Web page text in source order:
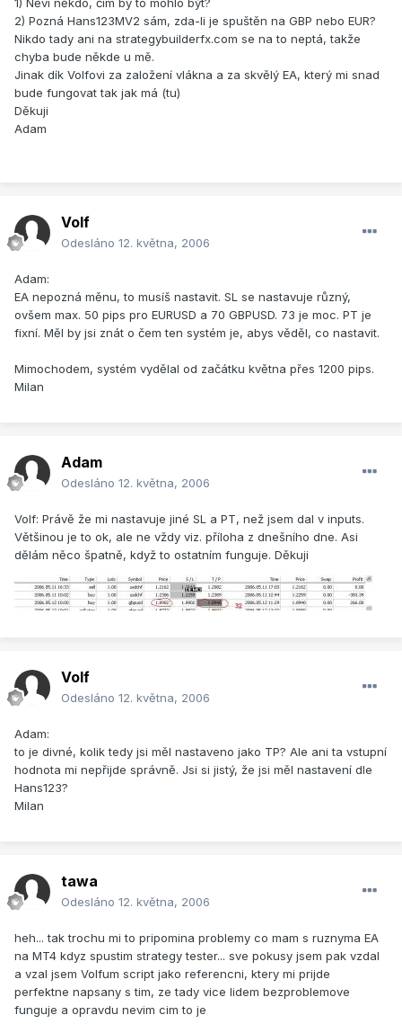
1) Něví někdo, čím by to mohlo být?
2) Pozná Hans123MV2 sám, zda-li je spuštěn na GBP nebo EUR?
Nikdo tady ani na strategybuilderfx.com se na to neptá, takže
chyba bude někde u mě.
Jinak dík Volfovi za založení vlákna a za skvělý EA, který mi snad
bude fungovat tak jak má (tu)
Děkuji
Adam
Volf
Odesláno 12. května, 2006
Adam:
EA nepozná měnu, to musíš nastavit. SL se nastavuje různý,
ovšem max. 50 pips pro EURUSD a 70 GBPUSD. 73 je moc. PT je
fixní. Měl by jsi znát o čem ten systém je, abys věděl, co nastavit.
Mimochodem, systém vydělal od začátku května přes 1200 pips.
Milan
Adam
Odesláno 12. května, 2006
Volf: Právě že mi nastavuje jiné SL a PT, než jsem dal v inputs.
Většinou je to ok, ale ne vždy viz. příloha z dnešního dne. Asi
dělám něco špatně, když to ostatním funguje. Děkuji
Volf
Odesláno 12. května, 2006
Adam:
to je divné, kolik tedy jsi měl nastaveno jako TP? Ale ani ta vstupní
hodnota mi nepřijde správně. Jsi si jistý, že jsi měl nastavení dle
Hans123?
Milan
tawa
Odesláno 12. května, 2006
heh... tak trochu mi to pripomina problemy co mam s ruznyma EA
na MT4 kdyz spustim strategy tester... sve pokusy jsem pak vzdal
a vzal jsem Volfum script jako referencni, ktery mi prijde
perfektne napsany s tim, ze tady vice lidem bezproblemove
funguje a opravdu nevim cim to je